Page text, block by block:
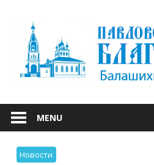
content
MENU
Новости